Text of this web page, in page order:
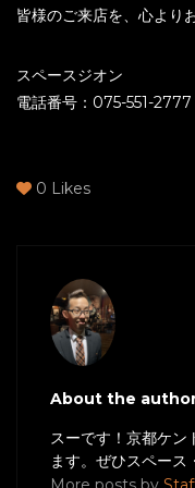
皆様のご来店を、心より
スペースジオン
電話番号：075-551-2777
0 Likes
About the
スーです！京都ケン
ます。ぜひスペース